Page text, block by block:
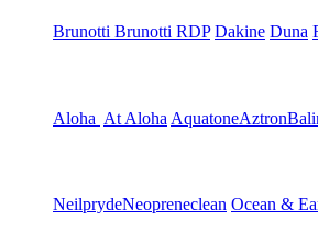
Brunotti Brunotti RDP Dakine Duna
Aloha At Aloha AquatoneAztron
NeilprydeNeopreneclean Ocean &